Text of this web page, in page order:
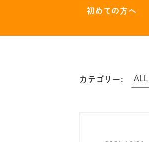
初めての方へ
カテゴリー: